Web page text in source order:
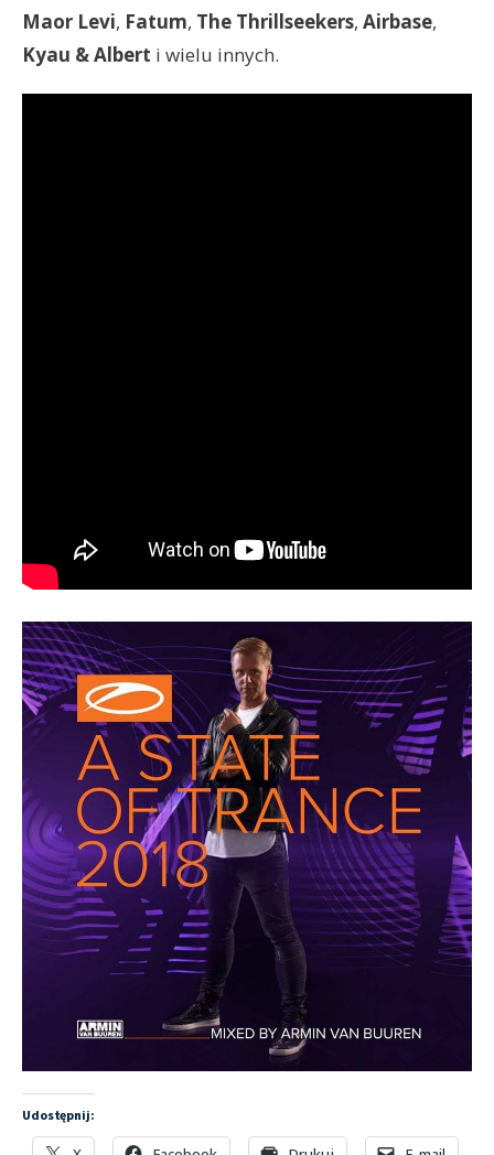
Maor Levi, Fatum, The Thrillseekers, Airbase,
Kyau & Albert i wielu innych.
Udostępnij: